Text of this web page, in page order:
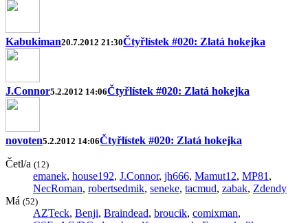
Kabukiman20.7.2012 21:30Čtyřlístek #020: Zlatá hokejka
J.Connor5.2.2012 14:06Čtyřlístek #020: Zlatá hokejka
novoten5.2.2012 14:06Čtyřlístek #020: Zlatá hokejka
Četl/a (12)
emanek, house192, J.Connor, jh666, Mamut12, MP81 ,
NecRoman, robertsedmik, seneke, tacmud, zabak, Zdendy
Má (52)
AZTeck, Benji, Braindead, broucik, comixman,